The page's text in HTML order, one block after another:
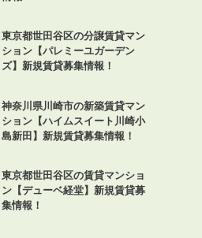
東京都世田谷区の分譲賃貸マン
ション【パレミーユガーデン
ズ】新規賃貸募集情報！
神奈川県川崎市の新築賃貸マン
ション【ハイムスイート川崎小
島新田】新規賃貸募集情報！
東京都世田谷区の賃貸マンショ
ン【デューベ経堂】新規賃貸募
集情報！